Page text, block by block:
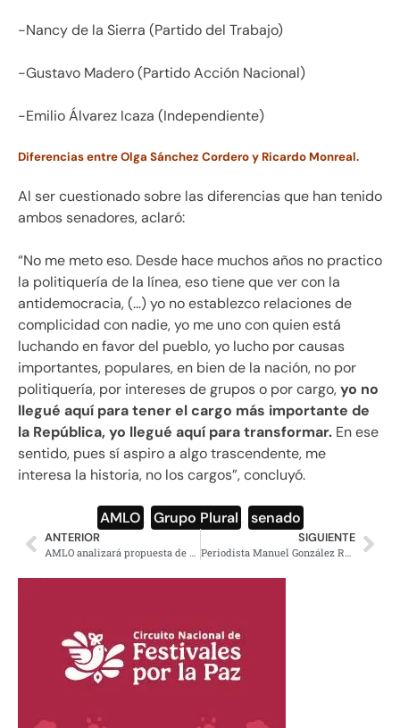
-Nancy de la Sierra (Partido del Trabajo)
-Gustavo Madero (Partido Acción Nacional)
-Emilio Álvarez Icaza (Independiente)
Diferencias entre Olga Sánchez Cordero y Ricardo Monreal.
Al ser cuestionado sobre las diferencias que han tenido
ambos senadores, aclaró:
“No me meto eso. Desde hace muchos años no practico
la politiquería de la línea, eso tiene que ver con la
antidemocracia, (…) yo no establezco relaciones de
complicidad con nadie, yo me uno con quien está
luchando en favor del pueblo, yo lucho por causas
importantes, populares, en bien de la nación, no por
politiquería, por intereses de grupos o por cargo,yo no
llegué aquí para tener el cargo más importante de
la República, yo llegué aquí para transformar. En ese
sentido, pues sí aspiro a algo trascendente, me
interesa la historia, no los cargos”, concluyó.
AMLO Grupo Plural senado
ANTERIOR SIGUIENTE